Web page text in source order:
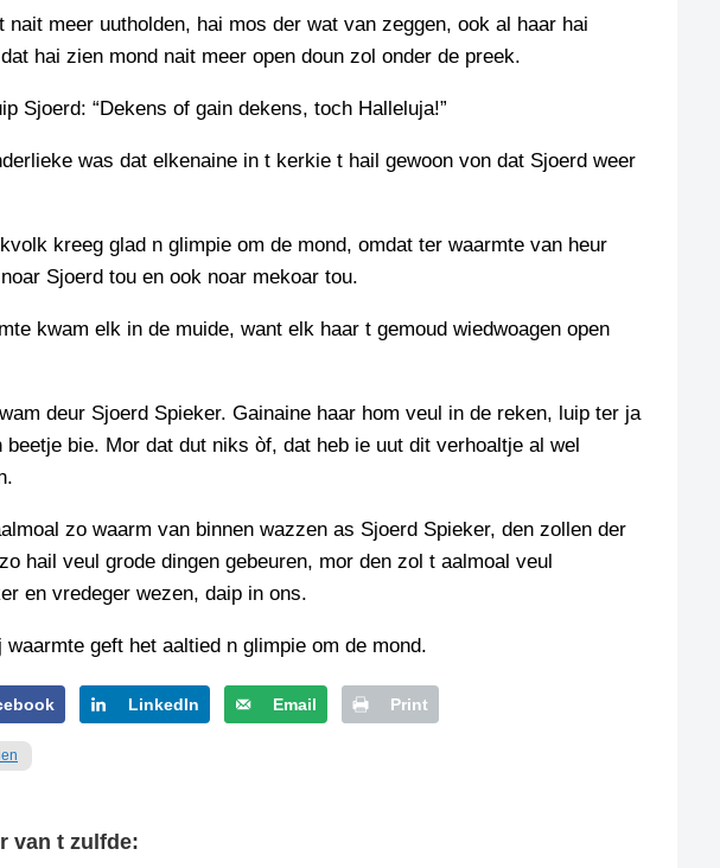
nait meer uutholden, hai mos der wat van zeggen, ook al haar hai
hai zien mond nait meer open doun zol onder de preek.
Sjoerd: “Dekens of gain dekens, toch Halleluja!”
was dat elkenaine in t kerkie t hail gewoon von dat Sjoerd weer
kreeg glad n glimpie om de mond, omdat ter waarmte van heur
Sjoerd tou en ook noar mekoar tou.
kwam elk in de muide, want elk haar t gemoud wiedwoagen open
deur Sjoerd Spieker. Gainaine haar hom veul in de reken, luip ter ja
beetje bie. Mor dat dut niks òf, dat heb ie uut dit verhoaltje al wel
zo waarm van binnen wazzen as Sjoerd Spieker, den zollen der
hail veul grode dingen gebeuren, mor den zol t aalmoal veul
en vredeger wezen, daip in ons.
waarmte geft het aaltied n glimpie om de mond.
LinkedIn Email Print
van t zulfde: